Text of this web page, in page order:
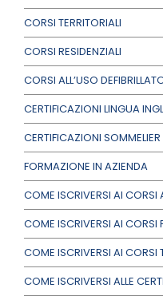
CORSI TERRITORIALI
CORSI RESIDENZIALI
CORSI ALL’USO
CERTIFICAZIONI LINGUA
CERTIFICAZIONI SOMMELIER
FORMAZIONE IN AZIENDA
COME ISCRIVERSI AI CORSI
COME ISCRIVERSI AI CORSI
COME ISCRIVERSI AI CORSI
COME ISCRIVERSI ALLE